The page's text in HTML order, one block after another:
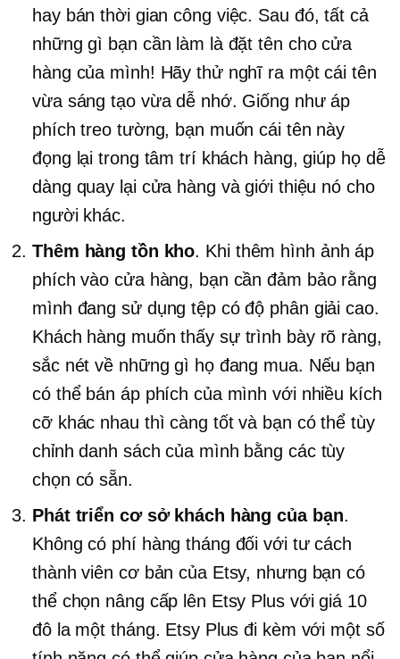
hay bán thời gian công việc. Sau đó, tất cả
những gì bạn cần làm là đặt tên cho cửa
hàng của mình! Hãy thử nghĩ ra một cái tên
vừa sáng tạo vừa dễ nhớ. Giống như áp
phích treo tường, bạn muốn cái tên này
đọng lại trong tâm trí khách hàng, giúp họ dễ
dàng quay lại cửa hàng và giới thiệu nó cho
người khác.
Thêm hàng tồn kho. Khi thêm hình ảnh áp
phích vào cửa hàng, bạn cần đảm bảo rằng
mình đang sử dụng tệp có độ phân giải cao.
Khách hàng muốn thấy sự trình bày rõ ràng,
sắc nét về những gì họ đang mua. Nếu bạn
có thể bán áp phích của mình với nhiều kích
cỡ khác nhau thì càng tốt và bạn có thể tùy
chỉnh danh sách của mình bằng các tùy
chọn có sẵn.
Phát triển cơ sở khách hàng của bạn.
Không có phí hàng tháng đối với tư cách
thành viên cơ bản của Etsy, nhưng bạn có
thể chọn nâng cấp lên Etsy Plus với giá 10
đô la một tháng. Etsy Plus đi kèm với một số